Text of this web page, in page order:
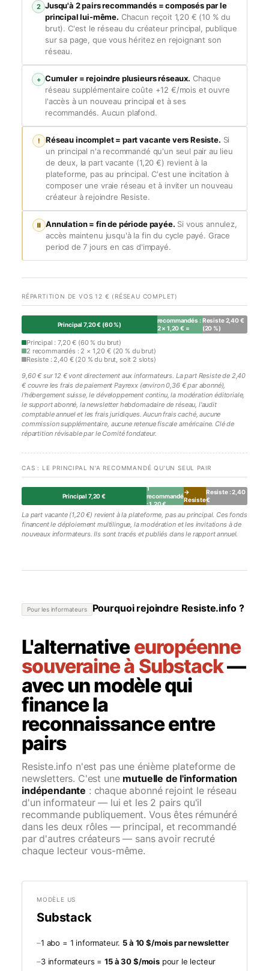
2 Jusqu'à 2 pairs recommandés = composés par le
principal lui-même. Chacun reçoit 1,20 € (10 % du
brut). C'est le réseau du créateur principal, publique
sur sa page, que vous héritez en rejoignant son
réseau.
+ Cumuler = rejoindre plusieurs réseaux. Chaque
réseau supplémentaire coûte +12 €/mois et ouvre
l'accès à un nouveau principal et à ses
recommandés. Aucun plafond.
! Réseau incomplet = part vacante vers Resiste. Si
un principal n'a recommandé qu'un seul pair au lieu
de deux, la part vacante (1,20 €) revient à la
plateforme, pas au principal. C'est une incitation à
composer une vraie réseau et à inviter un nouveau
créateur à rejoindre Resiste.
⏸ Annulation = fin de période payée. Si vous annulez,
accès maintenu jusqu'à la fin du cycle payé. Grace
period de 7 jours en cas d'impayé.
RÉPARTITION DE VOS 12 € (RÉSEAU COMPLET)
Principal 7,20 € (60 %)
recommandés :
2 × 1,20 € =
2,40 € (20 %)
Resiste 2,40 €
(20 %)
Principal : 7,20 € (60 % du brut)
2 recommandés : 2 × 1,20 € (20 % du brut)
Resiste : 2,40 € (20 % du brut, soit 2 slots)
9,60 € sur 12 € vont directement aux informateurs. La part Resiste de 2,40
€ couvre les frais de paiement Payrexx (environ 0,36 € par abonné),
l'hébergement suisse, le développement continu, la modération éditoriale,
le support abonné, la newsletter hebdomadaire de réseau, l'audit
comptable annuel et les frais juridiques. Aucun frais caché, aucune
commission supplémentaire, aucune retenue fiscale américaine. Clé de
répartition révisable par le Comité fondateur.
CAS : LE PRINCIPAL N'A RECOMMANDÉ QU'UN SEUL PAIR
Principal 7,20 €
1
recommandé
: 1,20 €
→
Resiste
: 1,20 €
Resiste : 2,40
€
La part vacante (1,20 €) revient à la plateforme, pas au principal. Ces fonds
financent le déploiement multilingue, la modération et les invitations à de
nouveaux informateurs. Ils sont tracés et publiés dans le rapport annuel.
Pour les informateurs Pourquoi rejoindre Resiste.info ?
L'alternativeeuropéenne
souveraine à Substack—
avec un modèle qui
finance la
reconnaissance entre
pairs
Resiste.info n'est pas une énième plateforme de
newsletters. C'est une mutuelle de l'information
indépendante : chaque abonné rejoint le réseau
d'un informateur — lui et les 2 pairs qu'il
recommande publiquement. Vous êtes rémunéré
dans les deux rôles — principal, et recommandé
par d'autres créateurs — sans avoir recruté
chaque lecteur vous-même.
MODÈLE US
Substack
–1 abo = 1 informateur. 5 à 10 $/mois par newsletter
–3 informateurs =15 à 30 $/moispour le lecteur